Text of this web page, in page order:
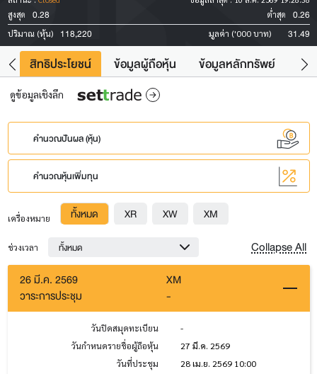
สูงสุด
0.28 ต่ำสุด 0.26
ปริมาณ (หุ้น) 118,220 มูลค่า ('000 บาท) 31.49
สิทธิประโยชน์ ข้อมูลผู้ถือหุ้น ข้อมูลหลักทรัพย์
ดูข้อมูลเชิงลึก
คำนวณปันผล (หุ้น)
คำนวณหุ้นเพิ่มทุน
เครื่องหมาย ทั้งหมด XR XW XM
ช่วงเวลา ทั้งหมด Collapse All
26 มี.ค. 2569
XM
วาระการประชุม
-
วันปิดสมุดทะเบียน
-
วันกำหนดรายชื่อผู้ถือหุ้น
27 มี.ค. 2569
วันที่ประชุม
28 เม.ย. 2569 10:00